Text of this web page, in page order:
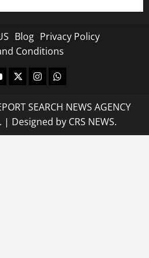
Blog Privacy Policy
Conditions
X InstagramWhatsapp
SEARCH NEWS AGENCY
| Designed by CRS NEWS.